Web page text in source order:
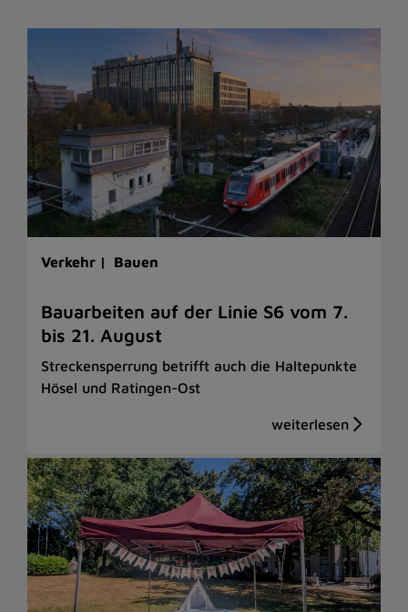
Verkehr | Bauen
Bauarbeiten auf der Linie S6 vom 7.
bis 21. August
Streckensperrung betrifft auch die Haltepunkte
Hösel und Ratingen-Ost